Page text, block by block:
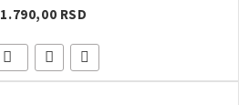
1.790,00 RSD